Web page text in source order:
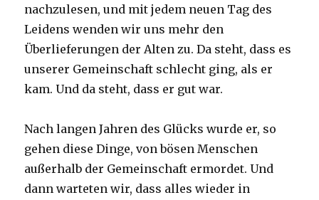
nachzulesen, und mit jedem neuen Tag des
Leidens wenden wir uns mehr den
Überlieferungen der Alten zu. Da steht, dass es
unserer Gemeinschaft schlecht ging, als er
kam. Und da steht, dass er gut war.
Nach langen Jahren des Glücks wurde er, so
gehen diese Dinge, von bösen Menschen
außerhalb der Gemeinschaft ermordet. Und
dann warteten wir, dass alles wieder in